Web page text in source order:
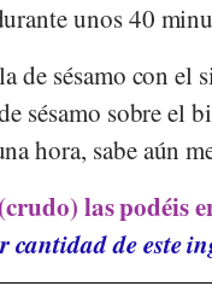
unos 40
de sésamo con el
sésamo sobre el
hora, sabe aún
las
cantidad de este